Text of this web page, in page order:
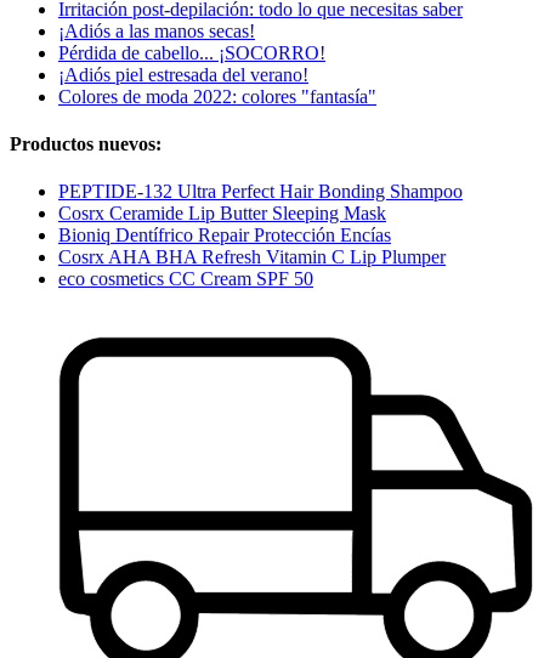
Irritación post-depilación: todo lo que necesitas saber
¡Adiós a las manos secas!
Pérdida de cabello... ¡SOCORRO!
¡Adiós piel estresada del verano!
Colores de moda 2022: colores "fantasía"
Productos nuevos:
PEPTIDE-132 Ultra Perfect Hair Bonding Shampoo
Cosrx Ceramide Lip Butter Sleeping Mask
Bioniq Dentífrico Repair Protección Encías
Cosrx AHA BHA Refresh Vitamin C Lip Plumper
eco cosmetics CC Cream SPF 50